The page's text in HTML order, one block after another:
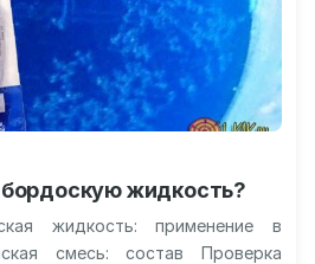
бордоскую жидкость?
жидкость: применение в
смесь: состав Проверка